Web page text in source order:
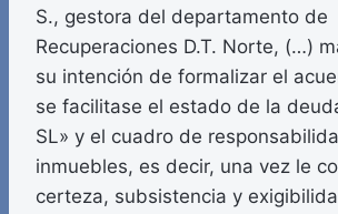
S., gestora del departamento de
Recuperaciones D.T. Norte, (…)
su intención de formalizar el
se facilitase el estado de la
SL» y el cuadro de
inmuebles, es decir, una vez le
certeza, subsistencia y